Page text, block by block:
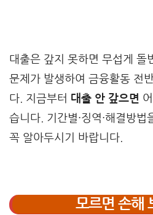
대출은 갚지 못하면 무섭게 돌
문제가 발생하여 금융활동 전
다. 지금부터 대출 안 갚으면
습니다. 기간별·징역·해결방법
꼭 알아두시기 바랍니다.
모르면 손해